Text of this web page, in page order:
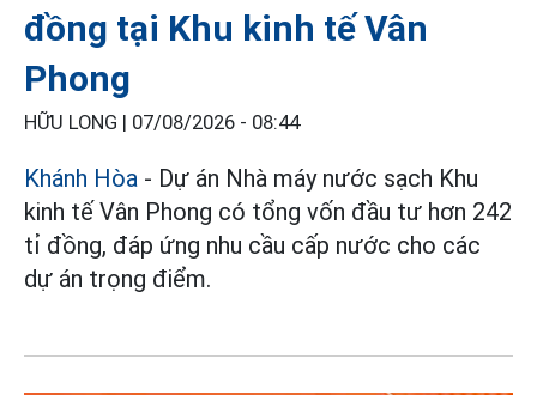
đồng tại Khu kinh tế Vân
Phong
HỮU LONG | 07/08/2026 - 08:44
Khánh Hòa - Dự án Nhà máy nước sạch Khu
kinh tế Vân Phong có tổng vốn đầu tư hơn 242
tỉ đồng, đáp ứng nhu cầu cấp nước cho các
dự án trọng điểm.